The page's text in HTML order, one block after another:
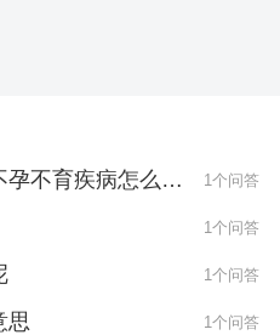
不育疾病怎么治
1个问答
1个问答
1个问答
思 1个问答